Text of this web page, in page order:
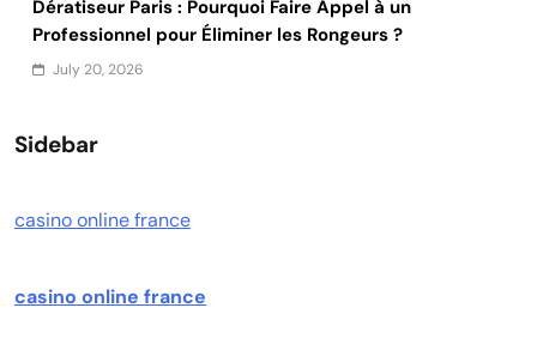
Dératiseur Paris : Pourquoi Faire Appel à un
Professionnel pour Éliminer les Rongeurs ?
July 20, 2026
Sidebar
casino online france
casino online france